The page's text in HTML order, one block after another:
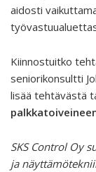
aidosti
Kiinnostuitko
seniorikonsultti
lisää tehtävästä
SKS Control Oy
ja